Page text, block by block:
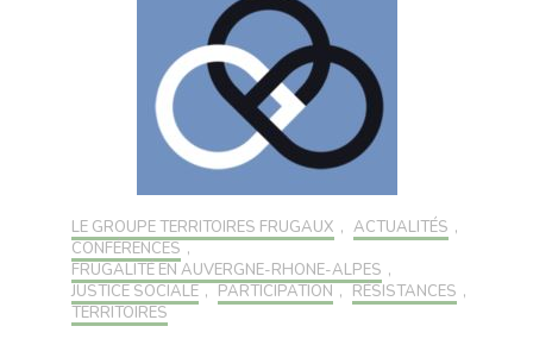
LE GROUPE TERRITOIRES FRUGAUX , ACTUALITÉS ,
CONFÉRENCES ,
FRUGALITÉ EN AUVERGNE-RHONE-ALPES ,
JUSTICE SOCIALE , PARTICIPATION , RÉSISTANCES ,
TERRITOIRES